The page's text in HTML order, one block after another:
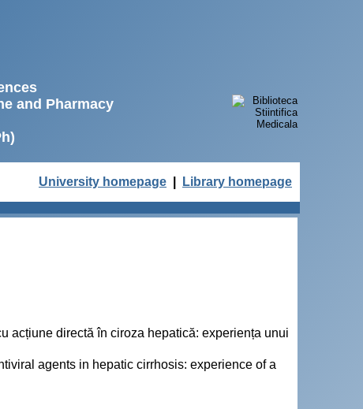
and Pharmacy
University homepage Library homepage
acțiune directă în ciroza hepatică: experiența unui
agents in hepatic cirrhosis: experience of a